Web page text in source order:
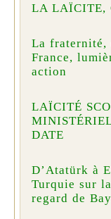
LA LAÏCITE,
La fraternité,
France,
action
LAÏCITÉ
DATE
D’Atatürk à
Turquie sur
regard de